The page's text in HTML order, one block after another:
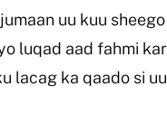
uu kuu
luqad aad fahmi
lacag ka qaado si